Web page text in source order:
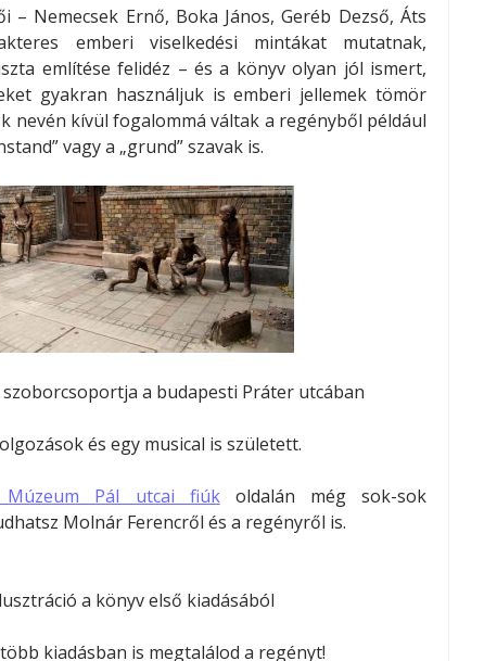
– Nemecsek Ernő, Boka János, Geréb Dezső, Áts
emberi viselkedési mintákat mutatnak,
említése felidéz – és a könyv olyan jól ismert,
gyakran használjuk is emberi jellemek tömör
nevén kívül fogalommá váltak a regényből például
vagy a „grund” szavak is.
szoborcsoportja a budapesti Práter utcában
és egy musical is született.
Múzeum Pál utcai fiúkoldalán még sok-sok
Molnár Ferencről és a regényről is.
a könyv első kiadásából
kiadásban is megtalálod a regényt!